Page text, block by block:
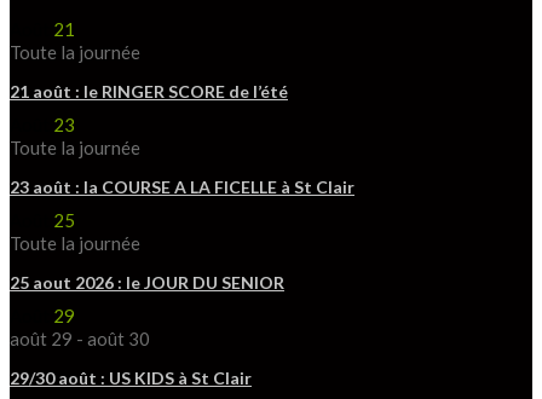
21
Toute la journée
21 août : le RINGER SCORE de l’été
23
Toute la journée
23 août : la COURSE A LA FICELLE à St Clair
25
Toute la journée
25 aout 2026 : le JOUR DU SENIOR
29
août 29 - août 30
29/30 août : US KIDS à St Clair